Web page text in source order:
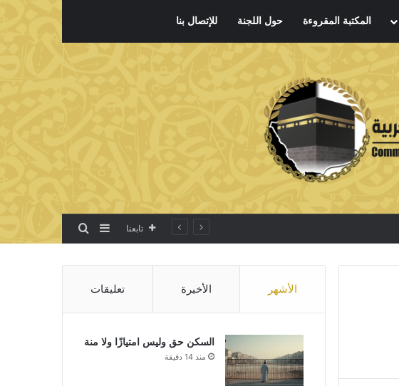
المكتبة المقروءة حول اللجنة للإتصال بنا
تابعنا إضافة عمود جانبي
بحث عن
الأشهر الأخيرة تعليقات
السكن حق وليس امتيازًا ولا منة
منذ 14 دقيقة